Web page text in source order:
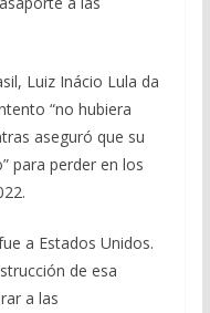
Luiz Inácio Lula da
“no hubiera
aseguró que su
para perder en los
a Estados Unidos.
de esa
a las